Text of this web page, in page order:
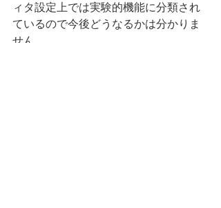
ィタ設定上では実験的機能に分類され
ているので今後どうなるかは分かりま
せん。